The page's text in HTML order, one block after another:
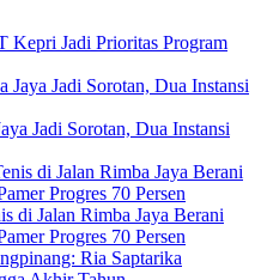
Kepri Jadi Prioritas Program
Jadi Sorotan, Dua Instansi
di Jalan Rimba Jaya Berani
Progres 70 Persen